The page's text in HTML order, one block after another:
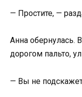
— Простите, —
Анна обернулась.
дорогом пальто,
— Вы не